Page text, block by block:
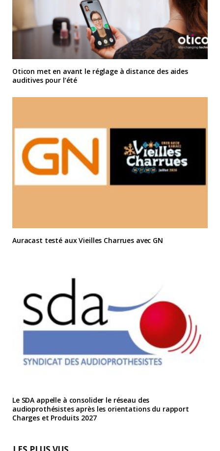
Oticon met en avant le réglage à distance des aides
auditives pour l’été
Auracast testé aux Vieilles Charrues avec GN
Le SDA appelle à consolider le réseau des
audioprothésistes après les orientations du rapport
Charges et Produits 2027